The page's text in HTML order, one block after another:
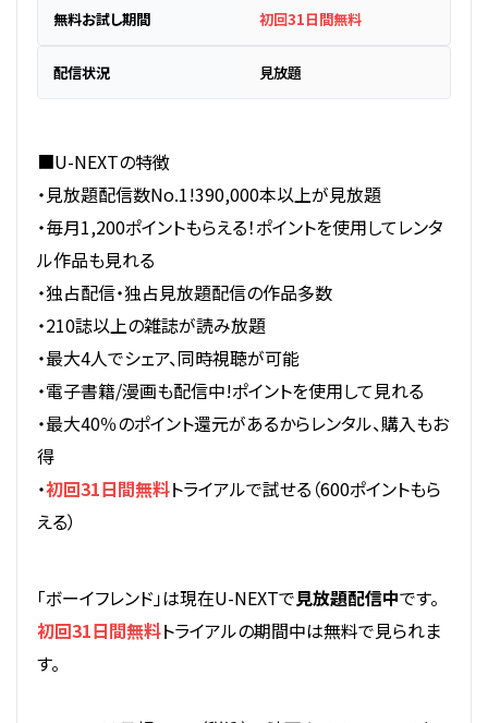
無料お試し期間 初回31日間無料
配信状況 見放題
■U-NEXTの特徴
・見放題配信数No.1!390,000本以上が見放題
・毎月1,200ポイントもらえる！ポイントを使用してレンタ
ル作品も見れる
・独占配信・独占見放題配信の作品多数
・210誌以上の雑誌が読み放題
・最大4人でシェア、同時視聴が可能
・電子書籍/漫画も配信中!ポイントを使用して見れる
・最大40％のポイント還元があるからレンタル、購入もお
得
・初回31日間無料トライアルで試せる（600ポイントもら
える）
「ボーイフレンド」は現在U-NEXTで見放題配信中です。
初回31日間無料トライアルの期間中は無料で見られま
す。